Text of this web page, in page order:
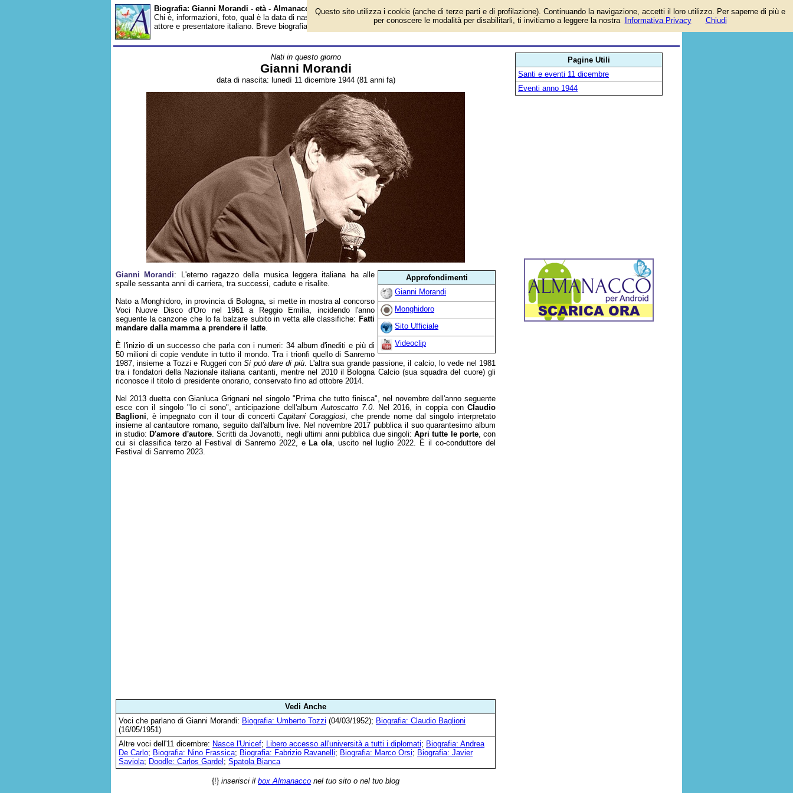
Biografia: Gianni Morandi - età - Almanacco
Chi è, informazioni, foto, qual è la data di nascita, età, dove è nato, cosa ha fatto Gianni Morandi, cantante,
attore e presentatore italiano. Breve biografia. Voce dell'Almanacco.
Nati in questo giorno
Gianni Morandi
data di nascita: lunedì 11 dicembre 1944 (81 anni fa)
Approfondimenti
Gianni Morandi
Monghidoro
Sito Ufficiale
Videoclip
Gianni Morandi: L'eterno ragazzo della musica leggera italiana ha alle
spalle sessanta anni di carriera, tra successi, cadute e risalite.
Nato a Monghidoro, in provincia di Bologna, si mette in mostra al concorso
Voci Nuove Disco d'Oro nel 1961 a Reggio Emilia, incidendo l'anno
seguente la canzone che lo fa balzare subito in vetta alle classifiche: Fatti
mandare dalla mamma a prendere il latte.
È l'inizio di un successo che parla con i numeri: 34 album d'inediti e più di
50 milioni di copie vendute in tutto il mondo. Tra i trionfi quello di Sanremo
1987, insieme a Tozzi e Ruggeri conSi può dare di più. L'altra sua grande passione, il calcio, lo vede nel 1981
tra i fondatori della Nazionale italiana cantanti, mentre nel 2010 il Bologna Calcio (sua squadra del cuore) gli
riconosce il titolo di presidente onorario, conservato fino ad ottobre 2014.
Nel 2013 duetta con Gianluca Grignani nel singolo "Prima che tutto finisca", nel novembre dell'anno seguente
esce con il singolo "Io ci sono", anticipazione dell'albumAutoscatto 7.0. Nel 2016, in coppia con Claudio
Baglioni, è impegnato con il tour di concertiCapitani Coraggiosi, che prende nome dal singolo interpretato
insieme al cantautore romano, seguito dall'album live. Nel novembre 2017 pubblica il suo quarantesimo album
in studio: D'amore d'autore. Scritti da Jovanotti, negli ultimi anni pubblica due singoli:Apri tutte le porte, con
cui si classifica terzo al Festival di Sanremo 2022, e La ola, uscito nel luglio 2022. È il co-conduttore del
Festival di Sanremo 2023.
Vedi Anche
Voci che parlano di Gianni Morandi: Biografia: Umberto Tozzi (04/03/1952); Biografia: Claudio Baglioni
(16/05/1951)
Altre voci dell'11 dicembre: Nasce l'Unicef; Libero accesso all'università a tutti i diplomati; Biografia: Andrea
De Carlo; Biografia: Nino Frassica; Biografia: Fabrizio Ravanelli; Biografia: Marco Orsi; Biografia: Javier
Saviola; Doodle: Carlos Gardel ; Spatola Bianca
{!} inserisci il box Almanacco nel tuo sito o nel tuo blog
Pagine Utili
Santi e eventi 11 dicembre
Eventi anno 1944
Questo sito utilizza i cookie (anche di terze parti e di profilazione). Continuando la navigazione, accetti il loro utilizzo. Per saperne di più e
per conoscere le modalità per disabilitarli, ti invitiamo a leggere la nostra
Informativa Privacy Chiudi